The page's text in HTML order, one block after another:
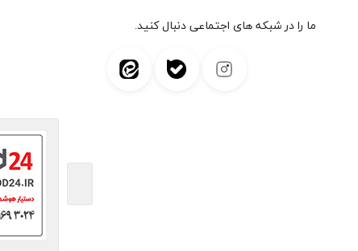
ما را در شبکه های اجتماعی دنبال کنید.